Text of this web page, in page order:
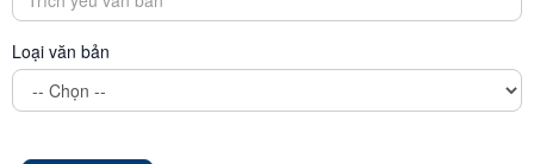
Loại văn bản